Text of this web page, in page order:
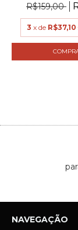
R$159,00
3 x de R$37,10
NAVEGAÇÃO